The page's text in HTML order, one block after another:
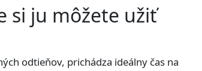
si ju môžete užiť
odtieňov, prichádza ideálny čas na